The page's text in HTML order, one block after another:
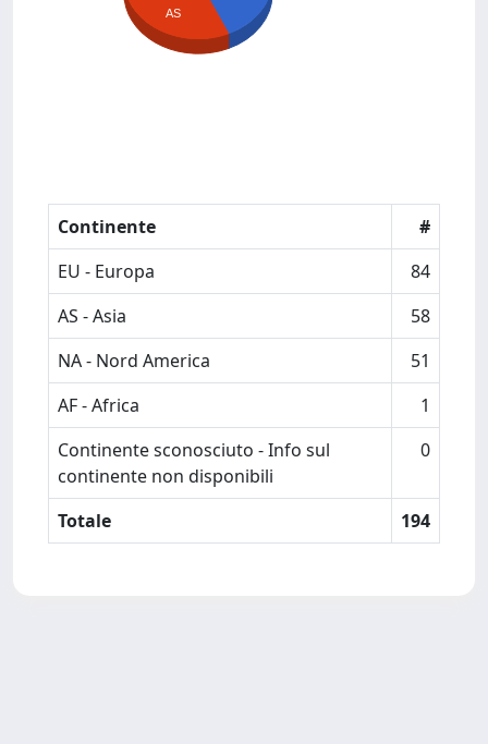
AS
Continente
#
EU - Europa
84
AS - Asia
58
NA - Nord America
51
AF - Africa
1
Continente sconosciuto - Info sul
continente non disponibili
0
Totale 194